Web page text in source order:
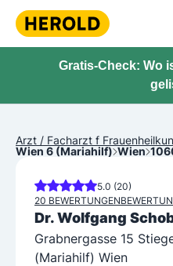
Gratis-Check: Wo
Arzt / Facharzt f
Wien 6 (Mariahilf) Wien
5.0 (20)
20 BEWERTUNGEN
Dr. Wolfgang
Grabnergasse 15
(Mariahilf) Wien